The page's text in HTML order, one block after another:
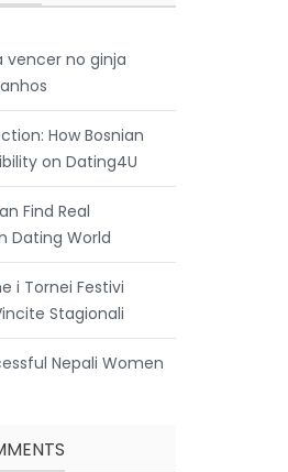
vencer no ginja
How Bosnian
on Dating4U
Find Real
Dating World
i Tornei Festivi
Stagionali
Nepali Women